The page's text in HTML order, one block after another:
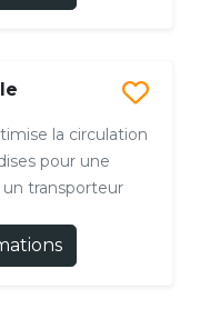
la circulation
pour une
transporteur